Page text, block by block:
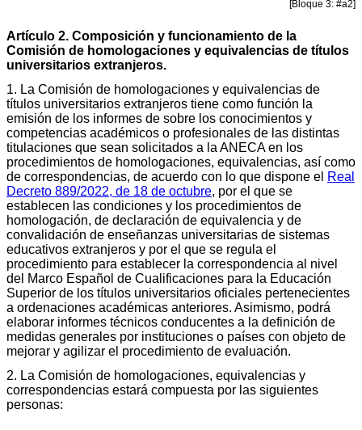
[Bloque 3: #a2]
Artículo 2. Composición y funcionamiento de la
Comisión de homologaciones y equivalencias de títulos
universitarios extranjeros.
1. La Comisión de homologaciones y equivalencias de
títulos universitarios extranjeros tiene como función la
emisión de los informes de sobre los conocimientos y
competencias académicos o profesionales de las distintas
titulaciones que sean solicitados a la ANECA en los
procedimientos de homologaciones, equivalencias, así como
de correspondencias, de acuerdo con lo que dispone el Real
Decreto 889/2022, de 18 de octubre, por el que se
establecen las condiciones y los procedimientos de
homologación, de declaración de equivalencia y de
convalidación de enseñanzas universitarias de sistemas
educativos extranjeros y por el que se regula el
procedimiento para establecer la correspondencia al nivel
del Marco Español de Cualificaciones para la Educación
Superior de los títulos universitarios oficiales pertenecientes
a ordenaciones académicas anteriores. Asimismo, podrá
elaborar informes técnicos conducentes a la definición de
medidas generales por instituciones o países con objeto de
mejorar y agilizar el procedimiento de evaluación.
2. La Comisión de homologaciones, equivalencias y
correspondencias estará compuesta por las siguientes
personas: